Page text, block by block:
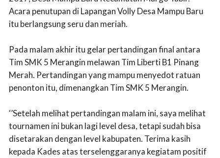
Acara penutupan di Lapangan Volly Desa Mampu Baru
itu berlangsung seru dan meriah.
Pada malam akhir itu gelar pertandingan final antara
Tim SMK 5 Merangin melawan Tim Liberti B1 Pinang
Merah. Pertandingan yang mampu menyedot ratuan
penonton itu, dimenangkan Tim SMK 5 Merangin.
‘’Setelah melihat pertandingan malam ini, saya melihat
tournamen ini bukan lagi level desa, tetapi sudah bisa
disetarakan dengan level kabupaten. Terima kasih
kepada Kades atas terselenggaranya kegiatam positif